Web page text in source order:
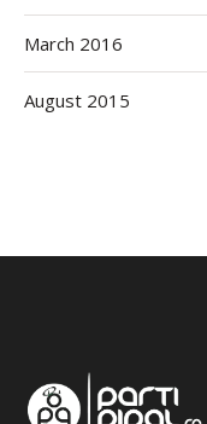
March 2016
August 2015